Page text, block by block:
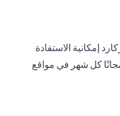
إمكانية الاستفادة
كل شهر في مواقع